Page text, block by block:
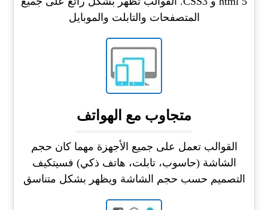
المتصفحات والتابلت والموبايل
متجاوب مع الهواتف
القوالب تعمل على جميع الأجهزة مهما كان حجم
الشاشة (حاسوب، تابلت، هاتف ذكي) فسيتكيف
التصميم حسب حجم الشاشة ويظهر بشكل متناسق